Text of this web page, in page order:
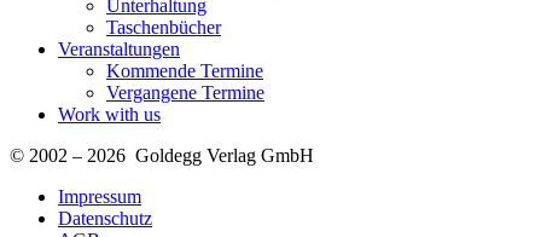
Unterhaltung
Taschenbücher
Veranstaltungen
Kommende Termine
Vergangene Termine
Work with us
© 2002 – 2026 Goldegg Verlag GmbH
Impressum
Datenschutz